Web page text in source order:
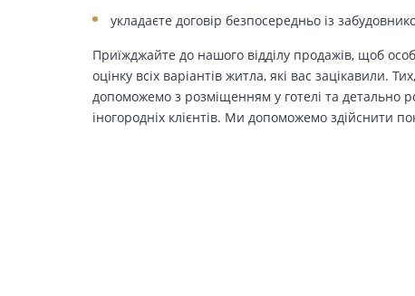
укладаєте договір безпосередньо із
Приїжджайте до нашого відділу продажів, щоб
оцінку всіх варіантів житла, які вас зацікавили.
допоможемо з розміщенням у готелі та детально
іногородніх клієнтів. Ми допоможемо здійснити